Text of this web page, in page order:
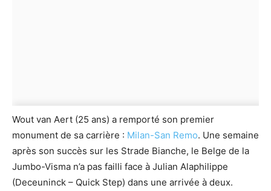
Wout van Aert (25 ans) a remporté son premier
monument de sa carrière : Milan-San Remo. Une semaine
après son succès sur les Strade Bianche, le Belge de la
Jumbo-Visma n’a pas failli face à Julian Alaphilippe
(Deceuninck – Quick Step) dans une arrivée à deux.